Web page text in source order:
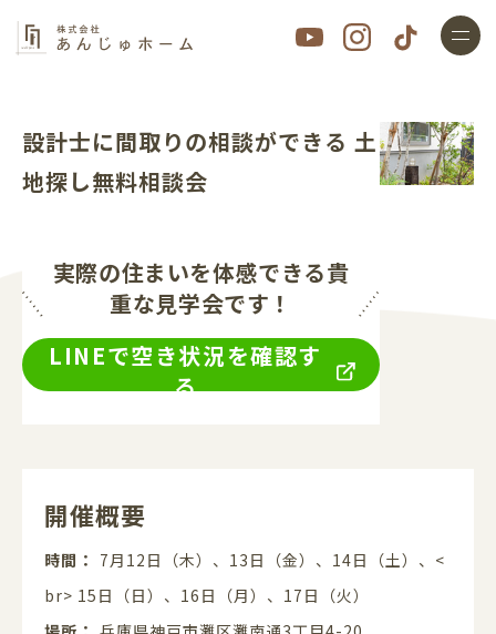
設計士に間取りの相談ができる 土
地探し無料相談会
実際の住まいを体感できる貴
重な見学会です！
LINEで空き状況を確認す
る
開催概要
時間
7月12日（木）、13日（金）、14日（土）、<
br> 15日（日）、16日（月）、17日（火）